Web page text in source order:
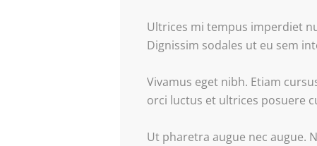
Ultrices mi tempus imperdiet
Dignissim sodales ut eu sem
Vivamus eget nibh. Etiam
orci luctus et ultrices posuere
Ut pharetra augue nec augue.